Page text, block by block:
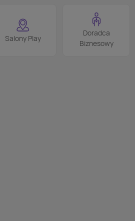
Salony Play
Doradca
Biznesowy